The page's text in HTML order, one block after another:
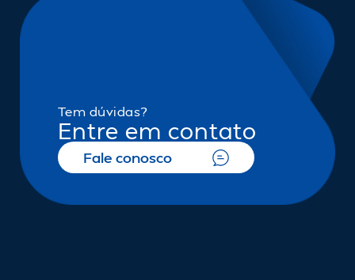
Tem dúvidas?
Entre em contato
Fale conosco